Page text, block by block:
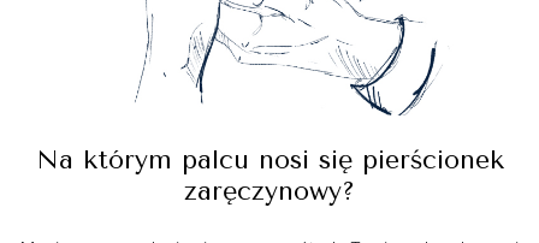
Na którym palcu nosi się pierścionek
zaręczynowy?